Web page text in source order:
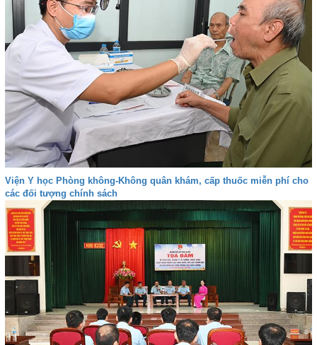
Viện Y học Phòng không-Không quân khám, cấp thuốc miễn phí cho
các đối tượng chính sách